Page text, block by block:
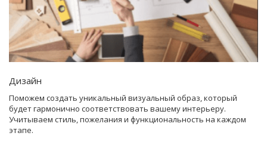
Дизайн
Поможем создать уникальный визуальный образ, который
будет гармонично соответствовать вашему интерьеру.
Учитываем стиль, пожелания и функциональность на каждом
этапе.